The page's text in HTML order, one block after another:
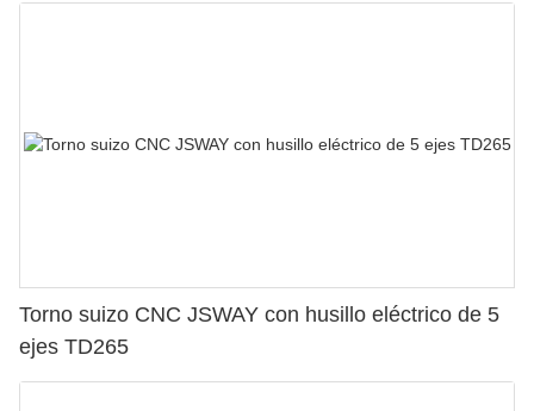
Torno suizo CNC JSWAY con husillo eléctrico de 5
ejes TD265